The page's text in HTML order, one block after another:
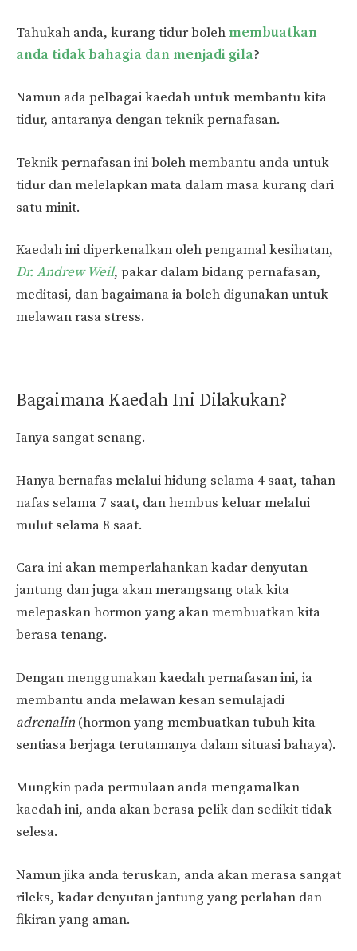
Tahukah anda, kurang tidur bolehmembuatkan
anda tidak bahagia dan menjadi gila?
Namun ada pelbagai kaedah untuk membantu kita
tidur, antaranya dengan teknik pernafasan.
Teknik pernafasan ini boleh membantu anda untuk
tidur dan melelapkan mata dalam masa kurang dari
satu minit.
Kaedah ini diperkenalkan oleh pengamal kesihatan,
Dr. Andrew Weil, pakar dalam bidang pernafasan,
meditasi, dan bagaimana ia boleh digunakan untuk
melawan rasa stress.
Bagaimana Kaedah Ini Dilakukan?
Ianya sangat senang.
Hanya bernafas melalui hidung selama 4 saat, tahan
nafas selama 7 saat, dan hembus keluar melalui
mulut selama 8 saat.
Cara ini akan memperlahankan kadar denyutan
jantung dan juga akan merangsang otak kita
melepaskan hormon yang akan membuatkan kita
berasa tenang.
Dengan menggunakan kaedah pernafasan ini, ia
membantu anda melawan kesan semulajadi
adrenalin (hormon yang membuatkan tubuh kita
sentiasa berjaga terutamanya dalam situasi bahaya).
Mungkin pada permulaan anda mengamalkan
kaedah ini, anda akan berasa pelik dan sedikit tidak
selesa.
Namun jika anda teruskan, anda akan merasa sangat
rileks, kadar denyutan jantung yang perlahan dan
fikiran yang aman.